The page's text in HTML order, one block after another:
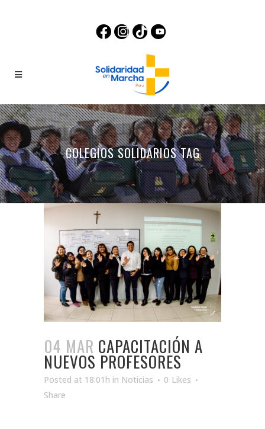
COLEGIOS SOLIDARIOS TAG
04 MAR CAPACITACIÓN A
NUEVOS PROFESORES
Posted at 18:01h in Noticias 0 Likes
Share